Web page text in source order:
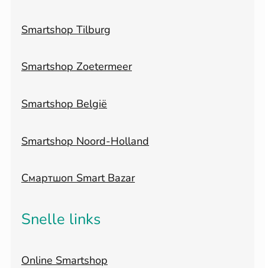
Smartshop Tilburg
Smartshop Zoetermeer
Smartshop België
Smartshop Noord-Holland
Смартшоп Smart Bazar
Snelle links
Online Smartshop